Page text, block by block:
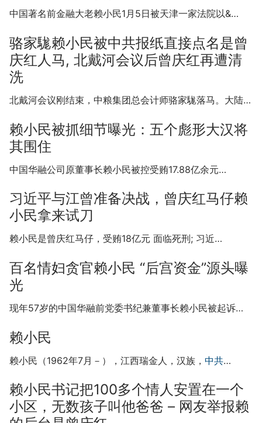
中国著名前金融大老赖小民1月5日被天津一家法院以&…
骆家駹赖小民被中共报纸直接点名是曾
庆红人马, 北戴河会议后曾庆红再遭清
洗
北戴河会议刚结束，中粮集团总会计师骆家駹落马。大陆…
赖小民被抓细节曝光：五个彪形大汉将
其围住
中国华融公司原董事长赖小民被控受贿17.88亿余元…
习近平与江曾准备决战，曾庆红马仔赖
小民拿来试刀
赖小民是曾庆红马仔，受贿18亿元 面临死刑; 习近…
百名情妇贪官赖小民 “后宫资金”源头曝
光
现年57岁的中国华融前党委书纪兼董事长赖小民被起诉…
赖小民
赖小民（1962年7月－），江西瑞金人，汉族， 中共…
赖小民书记把100多个情人安置在一个
小区，无数孩子叫他爸爸 – 网友举报赖